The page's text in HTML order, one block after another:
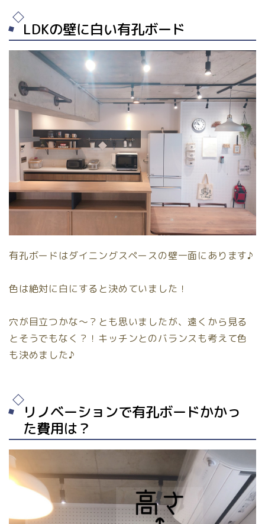
LDKの壁に白い有孔ボード
有孔ボードはダイニングスペースの壁一面にあります♪
色は絶対に白にすると決めていました！
穴が目立つかな〜？とも思いましたが、遠くから見る
とそうでもなく？！キッチンとのバランスも考えて色
も決めました♪
リノベーションで有孔ボードかかっ
た費用は？